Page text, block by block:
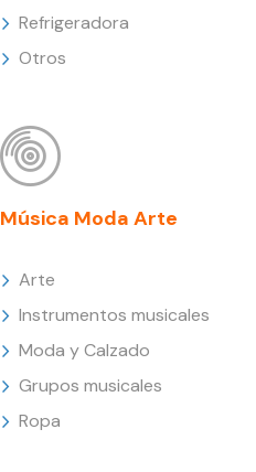
Refrigeradora
Otros
Música Moda Arte
Arte
Instrumentos musicales
Moda y Calzado
Grupos musicales
Ropa